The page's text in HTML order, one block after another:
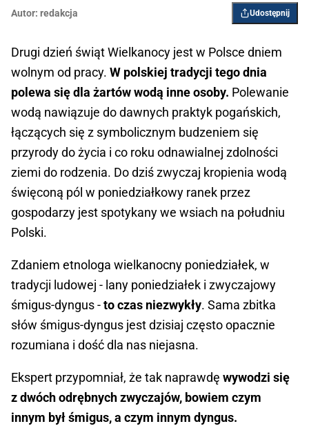
Autor: redakcja Udostępnij
Drugi dzień świąt Wielkanocy jest w Polsce dniem
wolnym od pracy. W polskiej tradycji tego dnia
polewa się dla żartów wodą inne osoby. Polewanie
wodą nawiązuje do dawnych praktyk pogańskich,
łączących się z symbolicznym budzeniem się
przyrody do życia i co roku odnawialnej zdolności
ziemi do rodzenia. Do dziś zwyczaj kropienia wodą
święconą pól w poniedziałkowy ranek przez
gospodarzy jest spotykany we wsiach na południu
Polski.
Zdaniem etnologa wielkanocny poniedziałek, w
tradycji ludowej - lany poniedziałek i zwyczajowy
śmigus-dyngus -to czas niezwykły. Sama zbitka
słów śmigus-dyngus jest dzisiaj często opacznie
rozumiana i dość dla nas niejasna.
Ekspert przypomniał, że tak naprawdę wywodzi się
z dwóch odrębnych zwyczajów, bowiem czym
innym był śmigus, a czym innym dyngus.